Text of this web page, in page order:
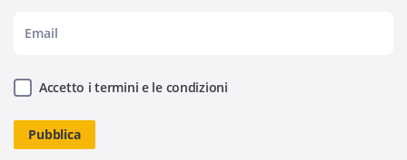
Accetto i termini e le condizioni